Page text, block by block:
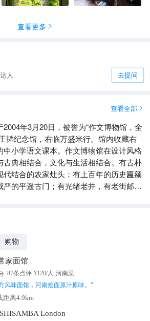
查看更多 
人 去提问
查看全部 
年3月20日，被誉为“作文博物馆，全
韬纪念馆，右临万盛米行。馆内收藏右
小学语文课本。作文博物馆在设计风格
古典相结合，文化与生活相结合。有古朴
代结合的农家灶头；有上百年的历史匾额
的平遥古门；有光绪老井，有老街邮
购物
家面馆
87条点评 ¥120/人 河南菜
风味面馆，河南烩面原汁原味。 "
距离4.9km
London